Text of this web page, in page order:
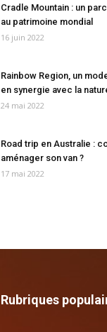
Cradle Mountain : un
au patrimoine mondial
16 juin 2022
Rainbow Region, un
en synergie avec la
24 mai 2022
Road trip en Australie :
aménager son van ?
17 mai 2022
Rubriques